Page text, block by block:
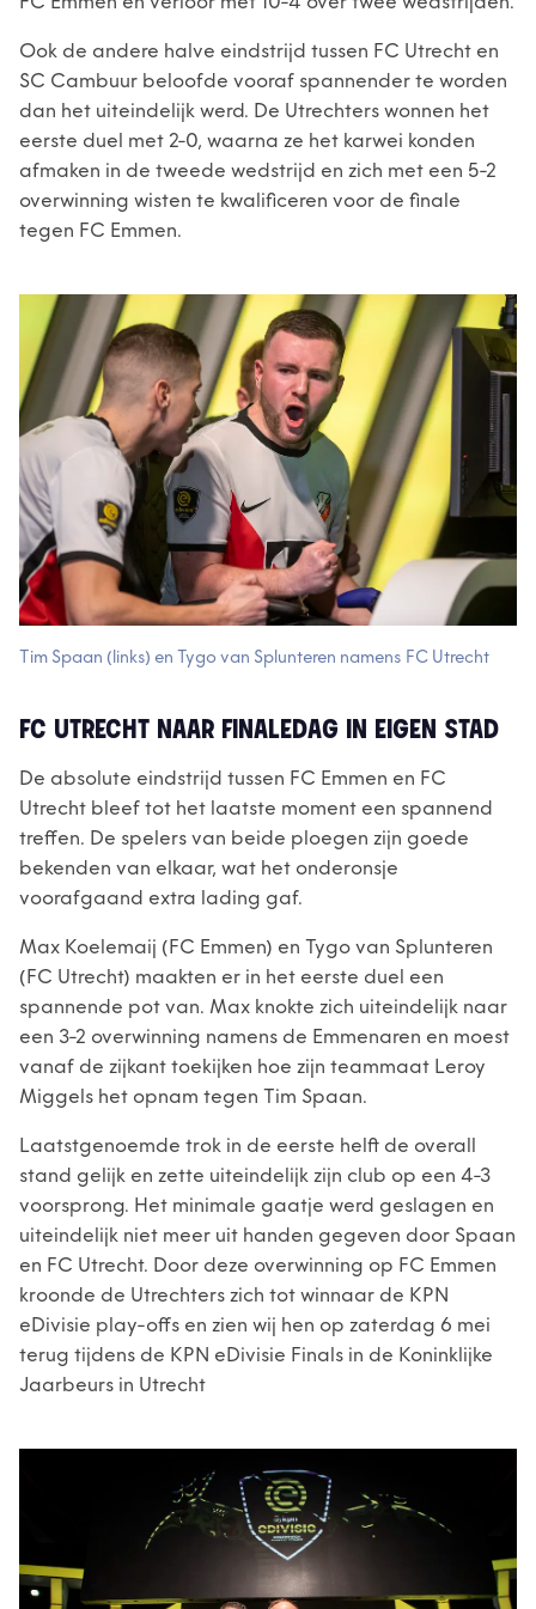
Ook de andere halve eindstrijd tussen FC Utrecht en
SC Cambuur beloofde vooraf spannender te worden
dan het uiteindelijk werd. De Utrechters wonnen het
eerste duel met 2-0, waarna ze het karwei konden
afmaken in de tweede wedstrijd en zich met een 5-2
overwinning wisten te kwalificeren voor de finale
tegen FC Emmen.
Tim Spaan (links) en Tygo van Splunteren namens FC Utrecht
FC UTRECHT NAAR FINALEDAG IN EIGEN STAD
De absolute eindstrijd tussen FC Emmen en FC
Utrecht bleef tot het laatste moment een spannend
treffen. De spelers van beide ploegen zijn goede
bekenden van elkaar, wat het onderonsje
voorafgaand extra lading gaf.
Max Koelemaij (FC Emmen) en Tygo van Splunteren
(FC Utrecht) maakten er in het eerste duel een
spannende pot van. Max knokte zich uiteindelijk naar
een 3-2 overwinning namens de Emmenaren en moest
vanaf de zijkant toekijken hoe zijn teammaat Leroy
Miggels het opnam tegen Tim Spaan.
Laatstgenoemde trok in de eerste helft de overall
stand gelijk en zette uiteindelijk zijn club op een 4-3
voorsprong. Het minimale gaatje werd geslagen en
uiteindelijk niet meer uit handen gegeven door Spaan
en FC Utrecht. Door deze overwinning op FC Emmen
kroonde de Utrechters zich tot winnaar de KPN
eDivisie play-offs en zien wij hen op zaterdag 6 mei
terug tijdens de KPN eDivisie Finals in de Koninklijke
Jaarbeurs in Utrecht